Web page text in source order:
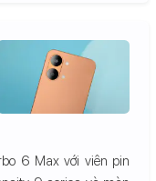
6 Max với viên pin